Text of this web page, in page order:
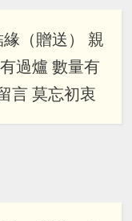
（贈送） 親
過爐 數量有
言 莫忘初衷